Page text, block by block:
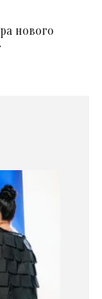
нового